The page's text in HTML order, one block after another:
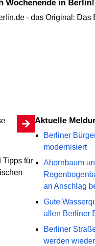
Wochenende in Berlin!
- das Original: Das
Tipps für
Aktuelle
Berliner
modernisiert
Ahornbaum
an Anschlag
Gute
allen Berliner
Berliner
werden